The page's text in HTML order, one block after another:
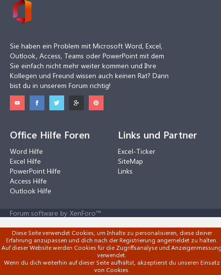
Sie haben ein Problem mit Microsoft Word, Excel,
Outlook, Access, Teams oder PowerPoint mit dem
Sie einfach nicht mehr weiter kommen und Ihre
Kollegen und Freund wissen auch keinen Rat? Dann
bist du in unserem Forum richtig!
Office Hilfe Foren
Word Hilfe
Excel Hilfe
PowerPoint Hilfe
Access Hilfe
Outlook Hilfe
Links und Partner
Excel-Ticker
SiteMap
Links
Forum software by XenForo™
Diese Seite verwendet Cookies, um Inhalte zu personalisieren, diese deiner
Erfahrung anzupassen und dich nach der Registrierung angemeldet zu halten.
Auf dieser Website werden Cookies für die Zugriffsanalyse und
verwendet.
Wenn du dich weiterhin auf dieser Seite aufhältst, akzeptierst du unseren Einsatz
von Cookies.